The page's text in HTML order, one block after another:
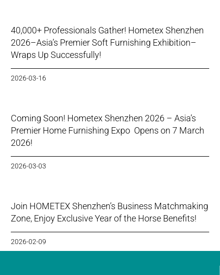
40,000+ Professionals Gather! Hometex Shenzhen
2026–Asia’s Premier Soft Furnishing Exhibition–
Wraps Up Successfully!
2026-03-16
Coming Soon! Hometex Shenzhen 2026 – Asia’s
Premier Home Furnishing Expo Opens on 7 March
2026!
2026-03-03
Join HOMETEX Shenzhen’s Business Matchmaking
Zone, Enjoy Exclusive Year of the Horse Benefits!
2026-02-09